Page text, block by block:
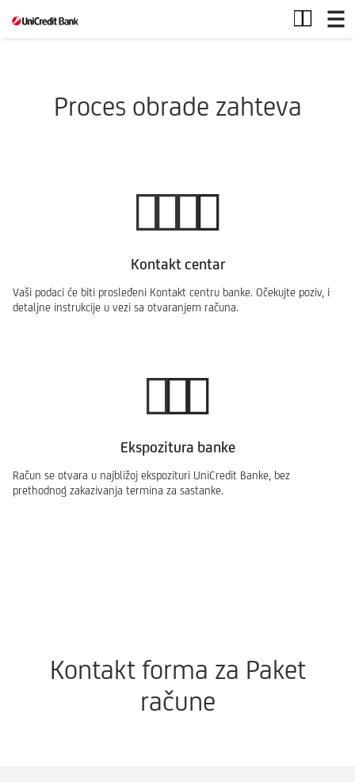
racun
Proces obrade zahteva
Kontakt centar
Vaši podaci će biti prosleđeni Kontakt centru banke. Očekujte poziv, i
detaljne instrukcije u vezi sa otvaranjem računa.
Ekspozitura banke
Račun se otvara u najbližoj ekspozituri UniCredit Banke, bez
prethodnog zakazivanja termina za sastanke.
Kontakt forma za Paket
račune